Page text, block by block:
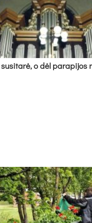
su­si­ta­rė, o dėl